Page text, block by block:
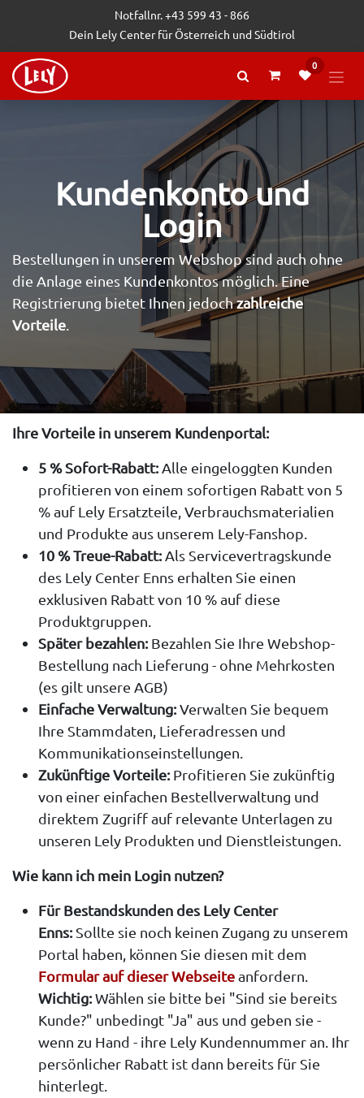
Zum Inhalt springenNotfallnr. +43 599 43 - 866
Dein Lely Center für Österreich und Südtirol
0
Kundenkonto und
Login
Bestellungen in unserem Webshop sind auch ohne
die Anlage eines Kundenkontos möglich. Eine
Registrierung bietet Ihnen jedochzahlreiche
Vorteile
Ihre Vorteile in unserem Kundenportal:
5 % Sofort-Rabatt:Alle eingeloggten Kunden
profitieren von einem sofortigen Rabatt von 5
% auf Lely Ersatzteile, Verbrauchsmaterialien
und Produkte aus unserem Lely-Fanshop.
10 % Treue-Rabatt:Als Servicevertragskunde
des Lely Center Enns erhalten Sie einen
exklusiven Rabatt von 10 % auf diese
Produktgruppen.
Später bezahlen:Bezahlen Sie Ihre Webshop-
Bestellung nach Lieferung - ohne Mehrkosten
(es gilt unsere AGB)
Einfache Verwaltung:Verwalten Sie bequem
Ihre Stammdaten, Lieferadressen und
Kommunikationseinstellungen.
Zukünftige Vorteile:Profitieren Sie zukünftig
von einer einfachen Bestellverwaltung und
direktem Zugriff auf relevante Unterlagen zu
unseren Lely Produkten und Dienstleistungen.
Wie kann ich mein Login nutzen?
Für Bestandskunden des Lely Center
Enns:Sollte sie noch keinen Zugang zu unserem
Portal haben, können Sie diesen mit dem
Formular auf dieser Webseiteanfordern.
Wichtig:Wählen sie bitte bei "Sind sie bereits
Kunde?" unbedingt "Ja" aus und geben sie -
wenn zu Hand - ihre Lely Kundennummer an. Ihr
persönlicher Rabatt ist dann bereits für Sie
hinterlegt.